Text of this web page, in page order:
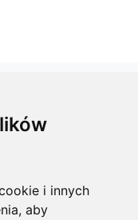
i innych
aby
i
W tym celu
informacji